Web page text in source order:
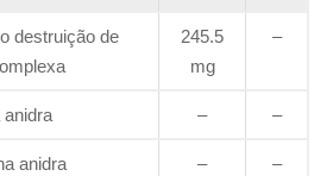
destruição de
245.5
mg
–
– –
anidra – –